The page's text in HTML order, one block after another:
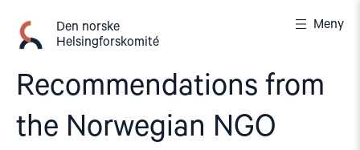
innhold
Den norske
Helsingforskomité
Meny
Recommendations from
the Norwegian NGO